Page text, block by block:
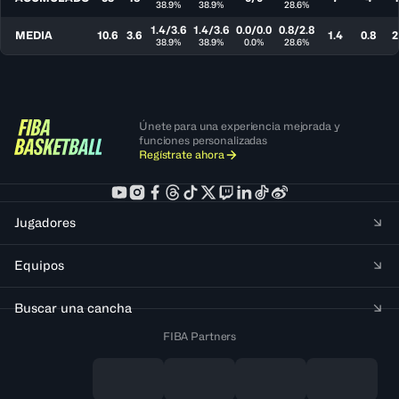
38.9% 38.9% 28.6%
MEDIA 10.6 3.6 1.4/3.6
38.9%
1.4/3.6
38.9%
0.0/0.0
0.0%
0.8/2.8
28.6% 1.4 0.8
Únete para una experiencia mejorada y
funciones personalizadas
Regístrate ahora
Jugadores
Equipos
Buscar una cancha
FIBA Partners